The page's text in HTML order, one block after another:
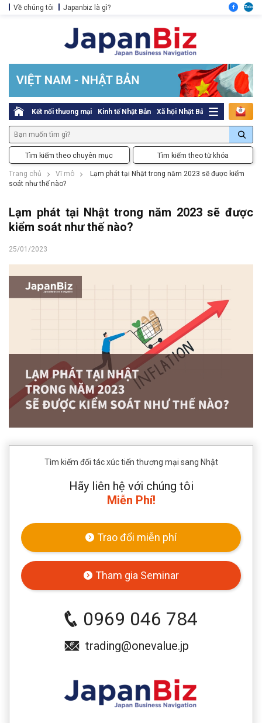
Về chúng tôi Japanbiz là gì?
Kết nối thương mại Kinh tế Nhật Bản Xã hội Nhật Bản Thủ tục pháp
Tìm kiếm theo chuyên mục Tìm kiếm theo từ khóa
Trang chủ Vĩ mô
Lạm phát tại Nhật trong năm 2023 sẽ được kiểm
soát như thế nào?
Lạm phát tại Nhật trong năm 2023 sẽ được
kiểm soát như thế nào?
25/01/2023
Tìm kiếm đối tác xúc tiến thương mại sang Nhật
Hãy liên hệ với chúng tôi
Miễn Phí!
Trao đổi miễn phí
Tham gia Seminar
0969 046 784
trading@onevalue.jp